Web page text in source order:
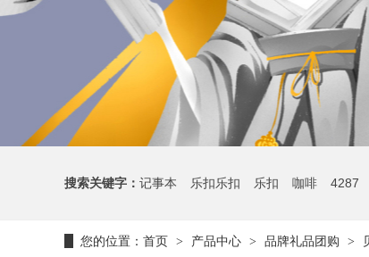
搜索关键字： 记事本 乐扣乐扣 乐扣 咖啡 4287
您的位置： 首页 > 产品中心 > 品牌礼品团购 >